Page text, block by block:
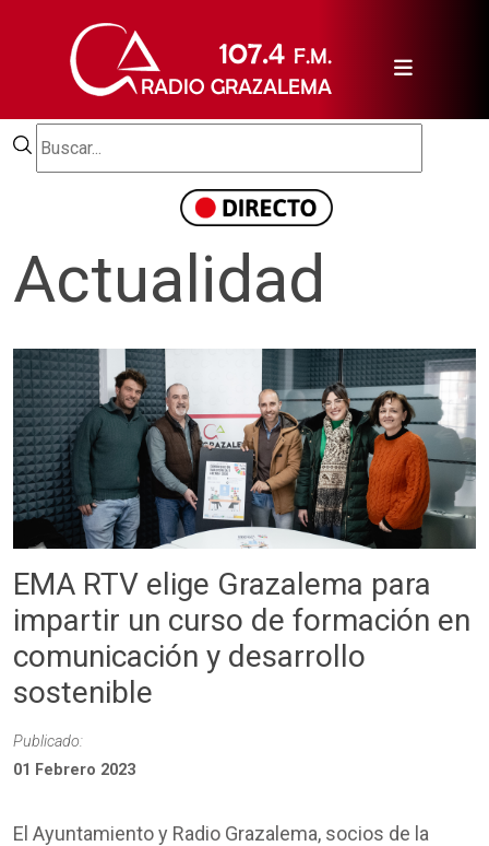
Actualidad
EMA RTV elige Grazalema para
impartir un curso de formación en
comunicación y desarrollo
sostenible
Publicado:
01 Febrero 2023
El Ayuntamiento y Radio Grazalema, socios de la